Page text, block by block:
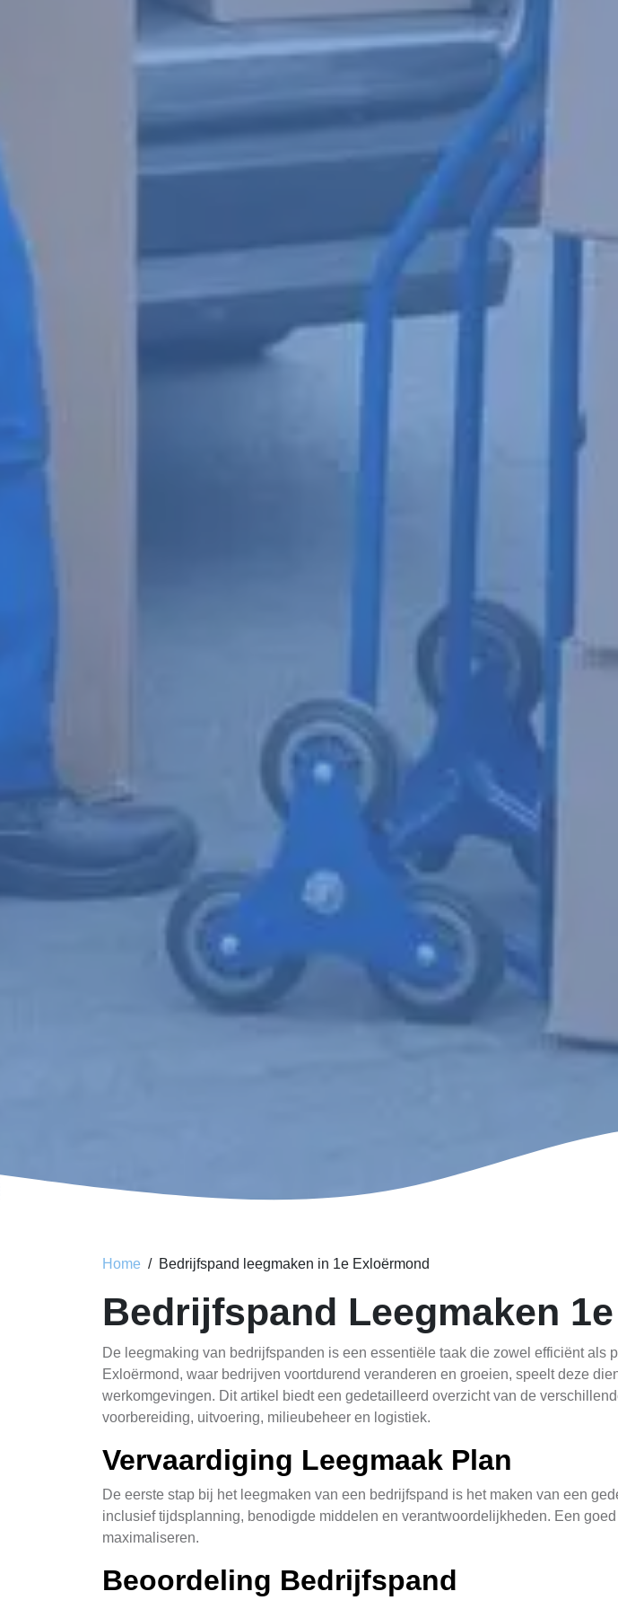
Home Bedrijfspand leegmaken in 1e Exloërmond
Bedrijfspand Leegmaken
De leegmaking van bedrijfspanden is een essentiële taak die zowel efficiënt als
Exloërmond, waar bedrijven voortdurend veranderen en groeien, speelt deze
werkomgevingen. Dit artikel biedt een gedetailleerd overzicht van de
voorbereiding, uitvoering, milieubeheer en logistiek.
Vervaardiging Leegmaak Plan
De eerste stap bij het leegmaken van een bedrijfspand is het maken van een
inclusief tijdsplanning, benodigde middelen en verantwoordelijkheden. Een
maximaliseren.
Beoordeling Bedrijfspand